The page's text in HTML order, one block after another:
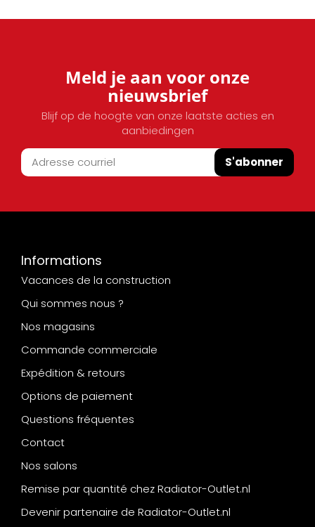
Meld je aan voor onze
nieuwsbrief
Blijf op de hoogte van onze laatste acties en
aanbiedingen
S'abonner
Informations
Vacances de la construction
Qui sommes nous ?
Nos magasins
Commande commerciale
Expédition & retours
Options de paiement
Questions fréquentes
Contact
Nos salons
Remise par quantité chez Radiator-Outlet.nl
Devenir partenaire de Radiator-Outlet.nl